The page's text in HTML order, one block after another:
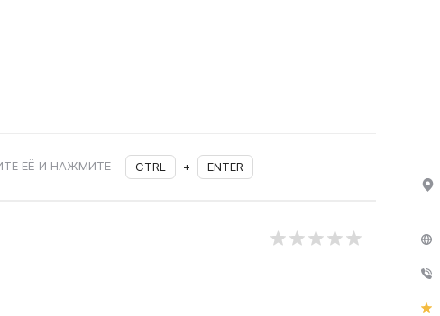
ЕЁ И НАЖМИТЕ CTRL + ENTER